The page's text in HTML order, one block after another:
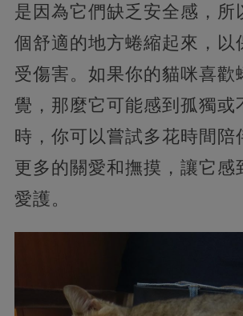
是因為它們缺乏安全感，所
個舒適的地方蜷縮起來，以
受傷害。如果你的貓咪喜歡
覺，那麼它可能感到孤獨或
時，你可以嘗試多花時間陪
更多的關愛和撫摸，讓它感
愛護。